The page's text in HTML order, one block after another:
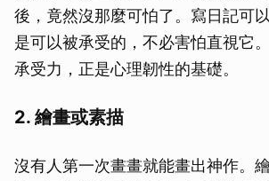
後，竟然沒那麼可怕了。寫日記可
是可以被承受的，不必害怕直視它
承受力，正是心理韌性的基礎。
2. 繪畫或素描
沒有人第一次畫畫就能畫出神作。